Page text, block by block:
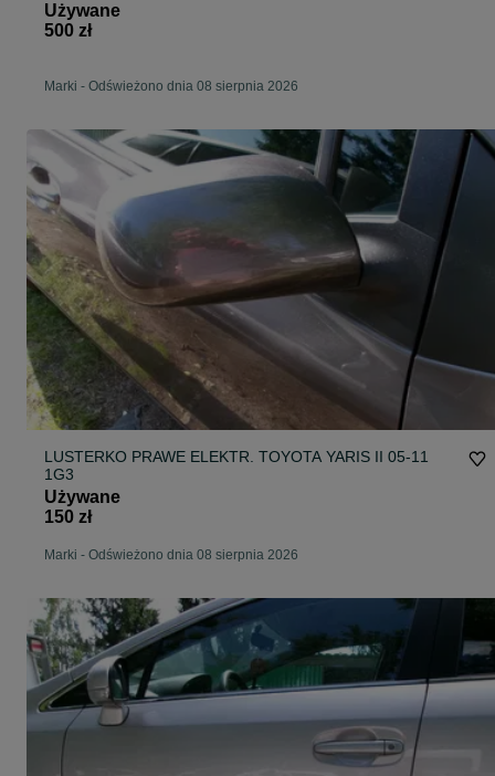
Używane
500 zł
Marki - Odświeżono dnia 08 sierpnia 2026
LUSTERKO PRAWE ELEKTR. TOYOTA YARIS II 05-11
1G3
Używane
150 zł
Marki - Odświeżono dnia 08 sierpnia 2026